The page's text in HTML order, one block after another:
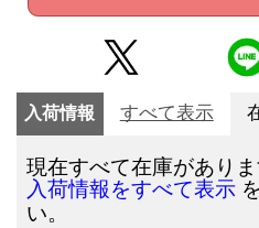
入荷情報 すべて表示
現在すべて在庫がありま
入荷情報をすべて表示
い。